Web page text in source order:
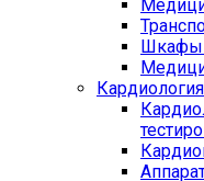
Шкафы
Кардиология